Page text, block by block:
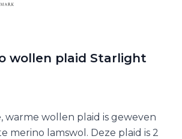
wollen plaid Starlight
warme wollen plaid is geweven
merino lamswol. Deze plaid is 2